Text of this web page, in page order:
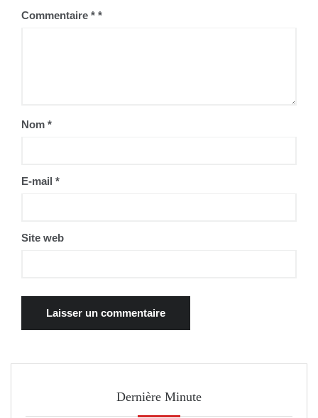
Commentaire *
Nom *
E-mail *
Site web
Dernière Minute